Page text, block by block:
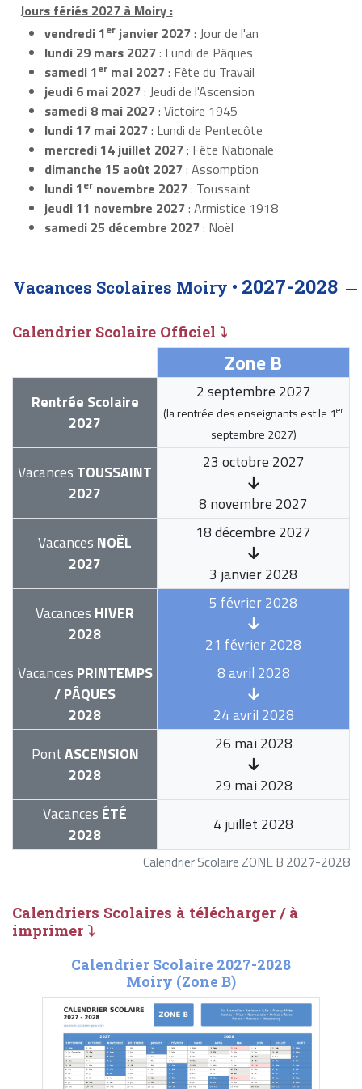
Jours fériés 2027 à Moiry :
vendredi 1er janvier 2027: Jour de l'an
lundi 29 mars 2027: Lundi de Pâques
samedi 1er mai 2027: Fête du Travail
jeudi 6 mai 2027: Jeudi de l'Ascension
samedi 8 mai 2027: Victoire 1945
lundi 17 mai 2027: Lundi de Pentecôte
mercredi 14 juillet 2027: Fête Nationale
dimanche 15 août 2027: Assomption
lundi 1er novembre 2027: Toussaint
jeudi 11 novembre 2027: Armistice 1918
samedi 25 décembre 2027: Noël
Vacances Scolaires Moiry • 2027-2028
Calendrier Scolaire Officiel ⤵
Calendrier Scolaire ZONE B 2027-2028
Zone B
Rentrée Scolaire
2027
2 septembre 2027
(la rentrée des enseignants est le 1er
septembre 2027)
Vacances TOUSSAINT
2027
23 octobre 2027
8 novembre 2027
Vacances NOËL
2027
18 décembre 2027
3 janvier 2028
Vacances HIVER
2028
5 février 2028
21 février 2028
Vacances PRINTEMPS
/ PÂQUES
2028
8 avril 2028
24 avril 2028
PontASCENSION
2028
26 mai 2028
29 mai 2028
Vacances ÉTÉ
2028
4 juillet 2028
Calendriers Scolaires à télécharger / à
imprimer ⤵
Calendrier Scolaire 2027-2028
Moiry (Zone B)